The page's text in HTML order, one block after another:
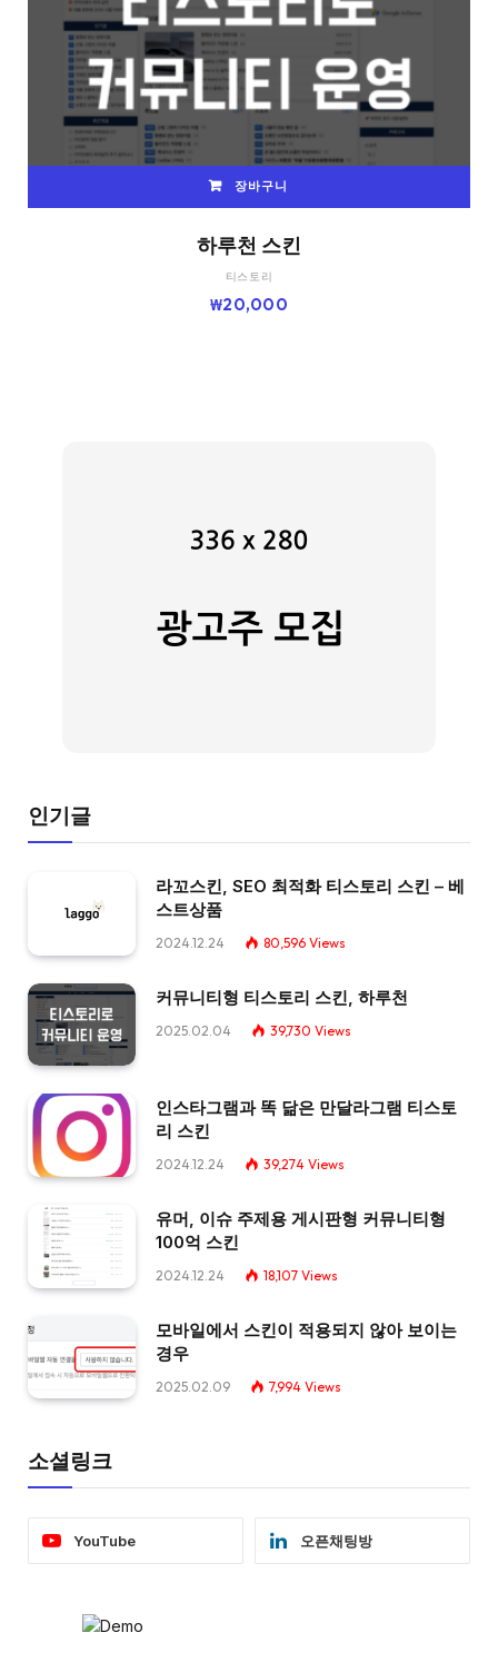
장바구니
하루천 스킨
티스토리
₩20,000
인기글
라꼬스킨, SEO 최적화 티스토리 스킨 – 베
스트상품
2024.12.24 80,596 Views
커뮤니티형 티스토리 스킨, 하루천
2025.02.04 39,730 Views
인스타그램과 똑 닮은 만달라그램 티스토
리 스킨
2024.12.24 39,274 Views
유머, 이슈 주제용 게시판형 커뮤니티형
100억 스킨
2024.12.24 18,107 Views
모바일에서 스킨이 적용되지 않아 보이는
경우
2025.02.09 7,994 Views
소셜링크
YouTube 오픈채팅방